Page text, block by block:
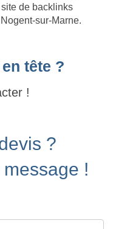
de backlinks
sur-Marne.
tête ?
!
?
!